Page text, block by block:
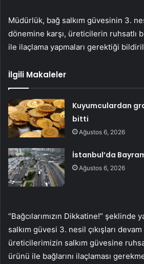
Müdürlük, bağ salkım güvesinin 3.
dönemine karşı, üreticilerin ruhsatlı
ile ilaçlama yapmaları gerektiği
İlgili Makaleler
Kuyumculardan
bitti
Ağustos 6, 2026
İstanbul’da
Ağustos 6, 2026
“Bağcılarımızın Dikkatine!” şeklinde
salkım güvesi 3. nesil çıkışları
üreticilerimizin salkım güvesine
ürünü ile bağlarını ilaçlaması